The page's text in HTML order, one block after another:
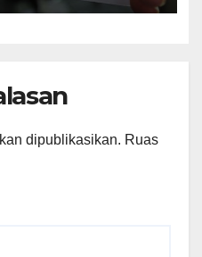
dipublikasikan. Ruas